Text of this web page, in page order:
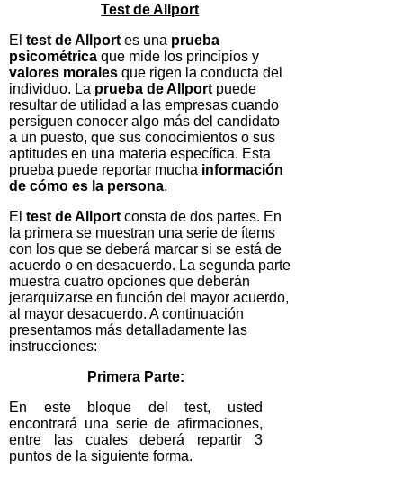
Test de Allport
El test de Allport es una prueba
psicométrica que mide los principios y
valores morales que rigen la conducta del
individuo. La prueba de Allport puede
resultar de utilidad a las empresas cuando
persiguen conocer algo más del candidato
a un puesto, que sus conocimientos o sus
aptitudes en una materia específica. Esta
prueba puede reportar mucha información
de cómo es la persona.
El test de Allport consta de dos partes. En
la primera se muestran una serie de ítems
con los que se deberá marcar si se está de
acuerdo o en desacuerdo. La segunda parte
muestra cuatro opciones que deberán
jerarquizarse en función del mayor acuerdo,
al mayor desacuerdo. A continuación
presentamos más detalladamente las
instrucciones:
Primera Parte:
En este bloque del test, usted
encontrará una serie de afirmaciones,
entre las cuales deberá repartir 3
puntos de la siguiente forma.